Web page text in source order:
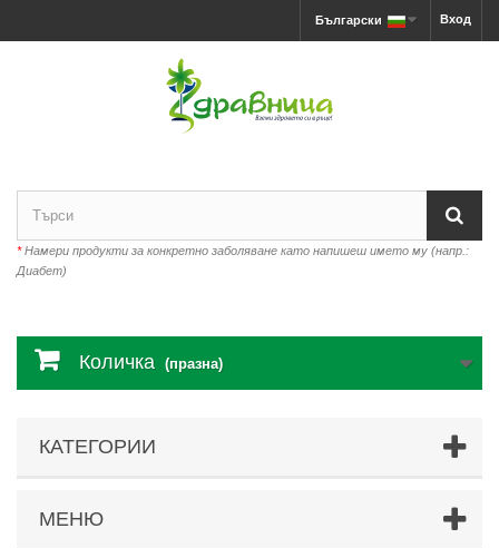
Вход
Български
*Намери продукти за конкретно заболяване като напишеш името му (напр.:
Диабет)
Количка (празна)
КАТЕГОРИИ
МЕНЮ